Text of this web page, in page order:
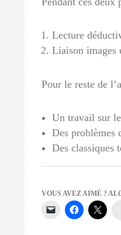
Lecture
Liaison images
Pour le reste de
Un travail sur
Des problèmes
Des classiques
VOUS AVEZ AIMÉ ?